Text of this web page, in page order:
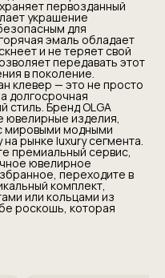
первозданный
украшение
для
эмаль обладает
и не теряет свой
передавать этот
в поколение.
клевер — это не просто
долгосрочная
стиль. Бренд OLGA
ювелирные изделия,
мировыми модными
рынке luxury сегмента.
премиальный сервис,
ювелирное
переходите в
комплект,
или кольцами из
роскошь, которая